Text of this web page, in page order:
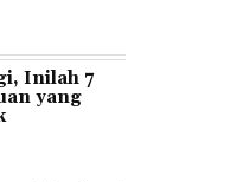
Inilah 7
yang